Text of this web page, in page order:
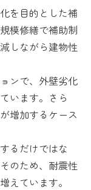
を目的とした補
模修繕で補助制
しながら建物性
ンで、外壁劣化
います。さら
増加するケース
るだけではな
のため、耐震性
えています。